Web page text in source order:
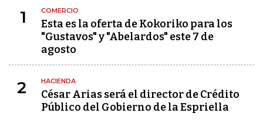
1 COMERCIO
Esta es la oferta de Kokoriko para los
"Gustavos" y "Abelardos" este 7 de
agosto
2 HACIENDA
César Arias será el director de Crédito
Público del Gobierno de la Espriella